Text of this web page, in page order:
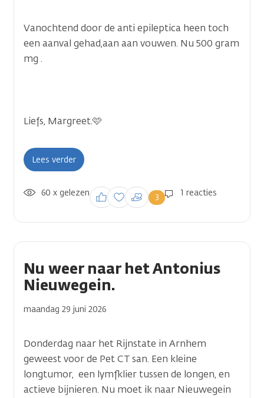
Vanochtend door de anti epileptica heen toch
een aanval gehad,aan aan vouwen. Nu 500 gram
mg .
Liefs, Margreet.🩷
Lees verder
1 reacties
3
Inloggen om een
reactie te plaatsen
60 x gelezen
Nu weer naar het Antonius
Nieuwegein.
maandag 29 juni 2026
Donderdag naar het Rijnstate in Arnhem
geweest voor de Pet CT san. Een kleine
longtumor, een lymfklier tussen de longen, en
actieve bijnieren. Nu moet ik naar Nieuwegein